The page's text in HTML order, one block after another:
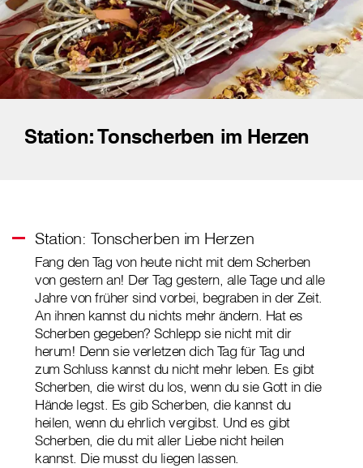
Station: Tonscherben im Herzen
Station: Tonscherben im Herzen
Fang den Tag von heute nicht mit dem Scherben
von gestern an! Der Tag gestern, alle Tage und alle
Jahre von früher sind vorbei, begraben in der Zeit.
An ihnen kannst du nichts mehr ändern. Hat es
Scherben gegeben? Schlepp sie nicht mit dir
herum! Denn sie verletzen dich Tag für Tag und
zum Schluss kannst du nicht mehr leben. Es gibt
Scherben, die wirst du los, wenn du sie Gott in die
Hände legst. Es gib Scherben, die kannst du
heilen, wenn du ehrlich vergibst. Und es gibt
Scherben, die du mit aller Liebe nicht heilen
kannst. Die musst du liegen lassen.